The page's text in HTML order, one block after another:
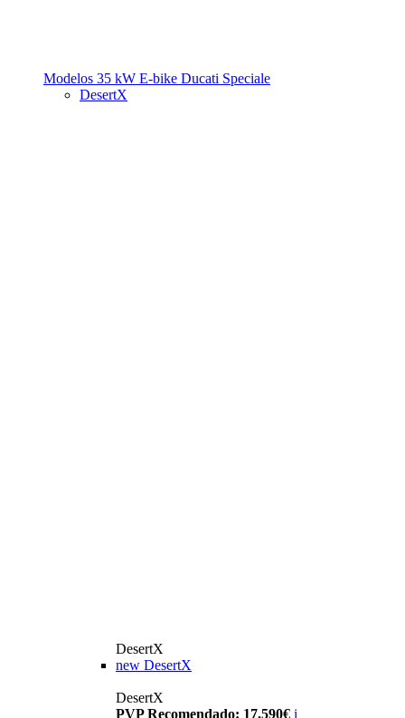
Modelos 35 kW E-bike Ducati Speciale
DesertX
DesertX
new DesertX
DesertX
PVP Recomendado: 17.590€ i